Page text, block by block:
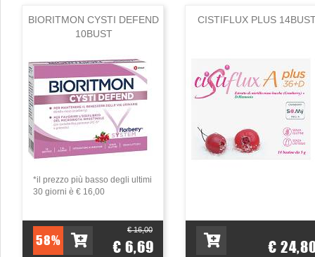
BIORITMON CYSTI DEFEND
10BUST
*il prezzo più basso degli ultimi
30 giorni è € 16,00
58%
€ 16,00
€ 6,69
CISTIFLUX PLUS
€